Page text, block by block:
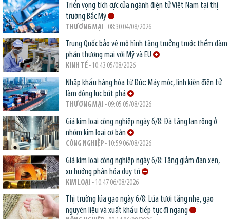
Triển vọng tích cực của ngành điện tử Việt Nam tại thị
trường Bắc Mỹ
THƯƠNG MẠI - 08:30 04/08/2026
Trung Quốc bảo vệ mô hình tăng trưởng trước thềm đàm
phán thương mại với Mỹ và EU
KINH TẾ- 10:43 05/08/2026
Nhập khẩu hàng hóa từ Đức: Máy móc, linh kiện điện tử
làm động lực bứt phá
THƯƠNG MẠI - 09:05 05/08/2026
Giá kim loại công nghiệp ngày 6/8: Đà tăng lan rộng ở
nhóm kim loại cơ bản
CÔNG NGHIỆP- 10:59 06/08/2026
Giá kim loại công nghiệp ngày 6/8: Tăng giảm đan xen,
xu hướng phân hóa duy trì
KIM LOẠI - 10:47 06/08/2026
Thị trường lúa gạo ngày 6/8: Lúa tươi tăng nhẹ, gạo
nguyên liệu và xuất khẩu tiếp tục đi ngang